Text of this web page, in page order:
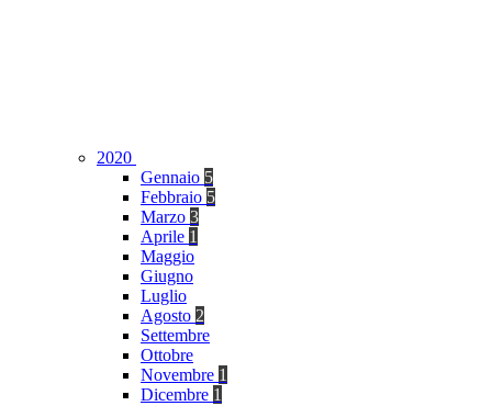
2020
Gennaio 5
Febbraio 5
Marzo 3
Aprile 1
Maggio
Giugno
Luglio
Agosto 2
Settembre
Ottobre
Novembre 1
Dicembre 1